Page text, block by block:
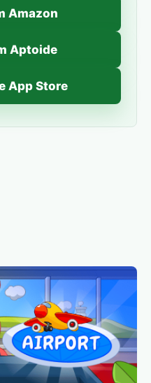
Amazon
Aptoide
App Store